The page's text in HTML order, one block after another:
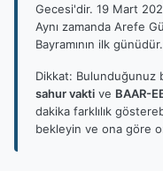
Gecesi'dir. 19 Mart
Aynı zamanda Arefe
Bayramının ilk günüdür.
Dikkat: Bulunduğunuz
sahur vakti ve BAAR-
dakika farklılık
bekleyin ve ona göre